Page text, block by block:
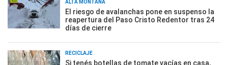
ALTA MONTAÑA
El riesgo de avalanchas pone en suspenso la
reapertura del Paso Cristo Redentor tras 24
días de cierre
RECICLAJE
Si tenés botellas de tomate vacías en casa,